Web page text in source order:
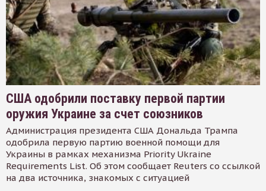
США одобрили поставку первой партии
оружия Украине за счет союзников
Администрация президента США Дональда Трампа
одобрила первую партию военной помощи для
Украины в рамках механизма Priority Ukraine
Requirements List. Об этом сообщает Reuters со ссылкой
на два источника, знакомых с ситуацией